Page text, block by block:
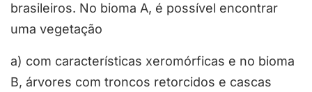
brasileiros. No bioma A, é possível encontrar
uma vegetação
a) com características xeromórficas e no bioma
B, árvores com troncos retorcidos e cascas